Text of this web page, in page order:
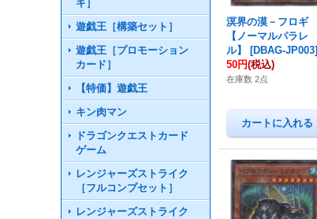
キ］
遊戯王［構築セット］
遊戯王［プロモーション
カード］
【特価】遊戯王
キン肉マン
ドラゴンクエストカード
ゲーム
レンジャーズストライク
［フルコンプセット］
レンジャーズストライク
溟界の漠－フロギ
【ノーマルパラレ
ル】
[DBAG-JP003]
50円(税込)
在庫数 2点